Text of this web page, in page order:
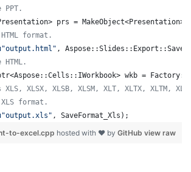
PPT.
prs = MakeObject<Presentation>(
format.
output.html " ,
wkb =
XLSX, XLSB, XLSM, XLT, XLTX, XLTM,
format.
output.xls " , SaveFormat_Xls);
view raw
to-excel.cpp hosted with ❤ by GitHub